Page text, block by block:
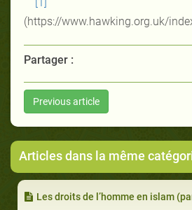
(https://www.hawking.org.uk/
Partager :
Previous article
Articles dans la même
Les droits de l’homme en islam (partie 1 de 3) : Des